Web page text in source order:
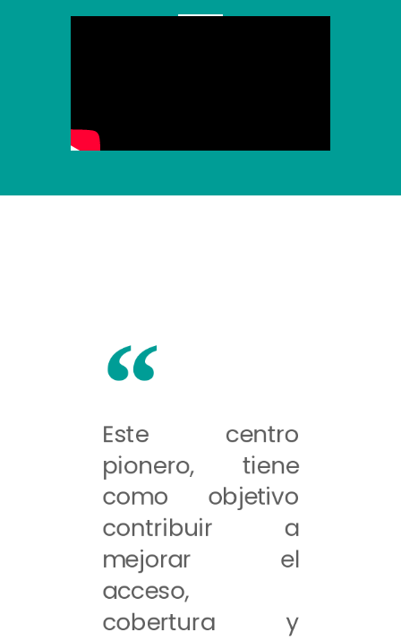
Este centro
pionero, tiene
como objetivo
contribuir a
mejorar el
acceso,
cobertura y